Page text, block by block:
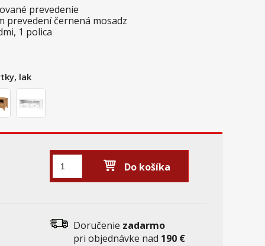
prevedenie
prevedení černená mosadz
1 polica
lak
Do košíka
Doručenie zadarmo
pri objednávke nad 190 €